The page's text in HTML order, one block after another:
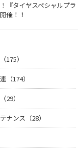
『タイヤスペシャルプラ
催！！
175）
（174）
29）
ナンス（28）